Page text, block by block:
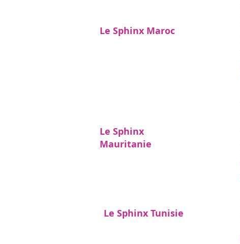
Le Sphinx Maroc
Le Sphinx
Mauritanie
Le Sphinx Tunisie